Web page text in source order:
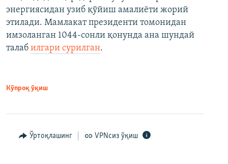
энергиясидан узиб қўйиш амалиёти жорий
этилади. Мамлакат президенти томонидан
имзоланган 1044-сонли қонунда ана шундай
талаб илгари сурилган.
Кўпроқ ўқиш
Ўртоқлашинг VPNсиз ўқиш